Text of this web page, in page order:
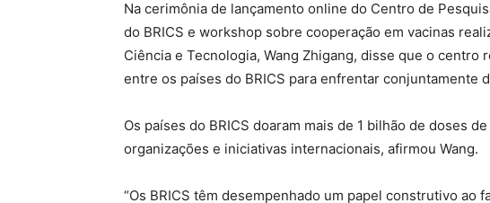
Na cerimônia de lançamento online do Centro de
do BRICS e workshop sobre cooperação em vacinas
Ciência e Tecnologia, Wang Zhigang, disse que o centro
entre os países do BRICS para enfrentar conjuntamente
Os países do BRICS doaram mais de 1 bilhão de doses
organizações e iniciativas internacionais, afirmou Wang.
“Os BRICS têm desempenhado um papel construtivo ao